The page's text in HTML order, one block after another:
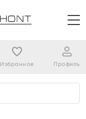
Избранное Профиль